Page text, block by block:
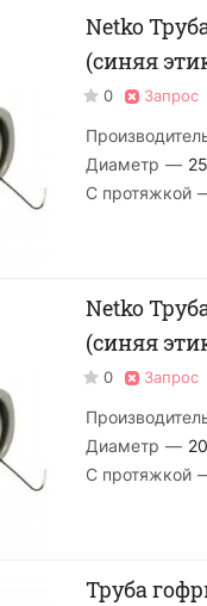
Netko
(синяя
0 Запрос
Диаметр —
С протяжкой
Netko
(синяя
0 Запрос
Диаметр —
С протяжкой
Труба